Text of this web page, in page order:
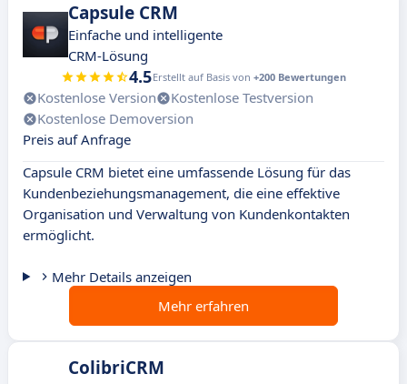
Capsule CRM
Einfache und intelligente
CRM-Lösung
4.5Erstellt auf Basis von +200 Bewertungen
Kostenlose Version
Kostenlose Testversion
Kostenlose Demoversion
Preis auf Anfrage
Capsule CRM bietet eine umfassende Lösung für das
Kundenbeziehungsmanagement, die eine effektive
Organisation und Verwaltung von Kundenkontakten
ermöglicht.
Mehr Details anzeigen
Mehr erfahren
ColibriCRM